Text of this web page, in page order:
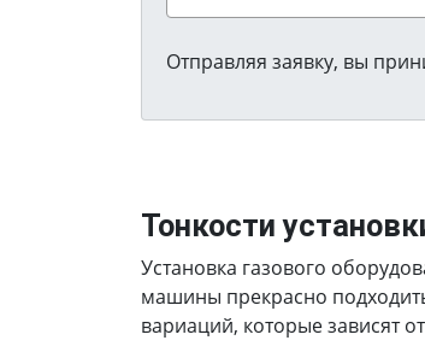
Отправляя заявку, вы
Тонкости
Установка газового
машины прекрасно
вариаций, которые зависят